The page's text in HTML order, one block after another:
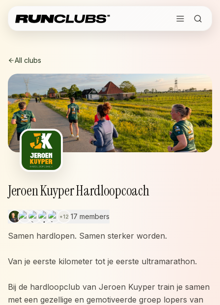
All clubs
Jeroen Kuyper Hardloopcoach
+12 17 members
Samen hardlopen. Samen sterker worden.
Van je eerste kilometer tot je eerste ultramarathon.
Bij de hardloopclub van Jeroen Kuyper train je samen
met een gezellige en gemotiveerde groep lopers van